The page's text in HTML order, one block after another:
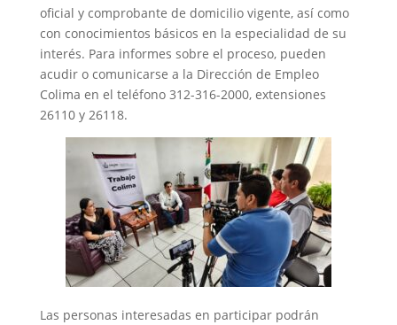
oficial y comprobante de domicilio vigente, así como
con conocimientos básicos en la especialidad de su
interés. Para informes sobre el proceso, pueden
acudir o comunicarse a la Dirección de Empleo
Colima en el teléfono 312-316-2000, extensiones
26110 y 26118.
Las personas interesadas en participar podrán